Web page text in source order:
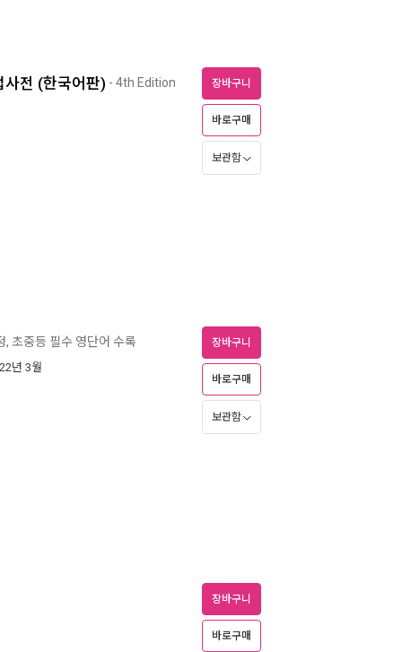
전 (한국어판) - 4th Edition 장바구니
바로구매
보관함
초중등 필수 영단어 수록
년 3월
장바구니
바로구매
보관함
장바구니
바로구매